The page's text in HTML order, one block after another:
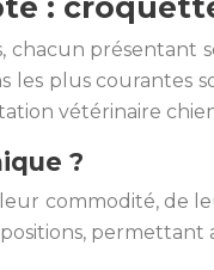
:
présentant
plus
vétérinaire
?
commodité,